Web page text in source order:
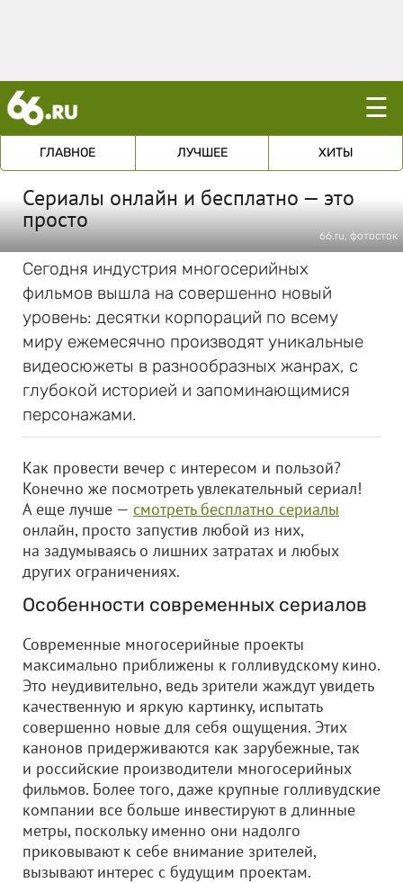
☰
ГЛАВНОЕ ЛУЧШЕЕ ХИТЫ
Сериалы онлайн и бесплатно — это
просто
66.ru, фотосток
Сегодня индустрия многосерийных
фильмов вышла на совершенно новый
уровень: десятки корпораций по всему
миру ежемесячно производят уникальные
видеосюжеты в разнообразных жанрах, с
глубокой историей и запоминающимися
персонажами.
Как провести вечер с интересом и пользой?
Конечно же посмотреть увлекательный сериал!
А еще лучше — смотреть бесплатно сериалы
онлайн, просто запустив любой из них,
на задумываясь о лишних затратах и любых
других ограничениях.
Особенности современных сериалов
Современные многосерийные проекты
максимально приближены к голливудскому кино.
Это неудивительно, ведь зрители жаждут увидеть
качественную и яркую картинку, испытать
совершенно новые для себя ощущения. Этих
канонов придерживаются как зарубежные, так
и российские производители многосерийных
фильмов. Более того, даже крупные голливудские
компании все больше инвестируют в длинные
метры, поскольку именно они надолго
приковывают к себе внимание зрителей,
вызывают интерес с будущим проектам.